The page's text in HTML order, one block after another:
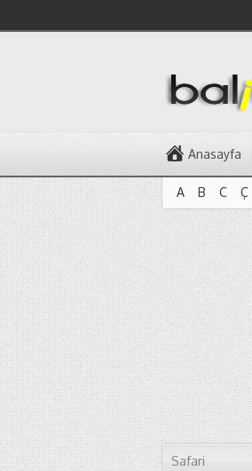
Anasayfa
A B C Ç
A
B C Ç
Safari